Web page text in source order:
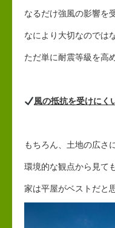
なるだけ強風の影響を
なにより大切なのでは
ただ単に耐震等級を高
風の抵抗を受けにく
もちろん、土地の広さ
環境的な観点から見ても
家は平屋がベストだと